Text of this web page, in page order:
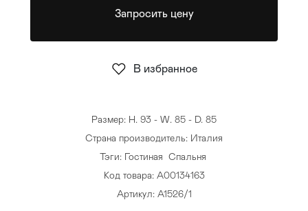
Размер: H. 93 - W. 85 - D. 85
Страна производитель: Италия
Тэги: Гостиная Спальня
Код товара: А00134163
Артикул: A1526/1
Запросить цену
В избранное